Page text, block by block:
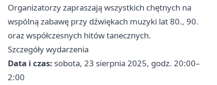
Organizatorzy zapraszają wszystkich chętnych na
wspólną zabawę przy dźwiękach muzyki lat 80., 90.
oraz współczesnych hitów tanecznych.
Szczegóły wydarzenia
Data i czas: sobota, 23 sierpnia 2025, godz. 20:00–
2:00